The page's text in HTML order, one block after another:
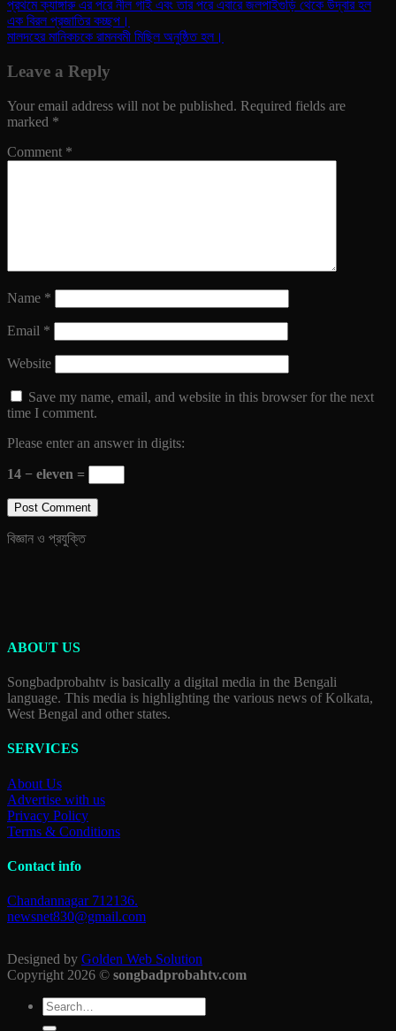
প্রথমে ক্যাঙ্গারু এর পরে নীল গাই এবং তার পরে এবারে জলপাইগুড়ি থেকে উদ্বার হল
এক বিরল প্রজাতির কচ্ছপ।
মালদহের মানিকচকে রামনবমী মিছিল অনুষ্ঠিত হল।
Leave a Reply
Your email address will not be published. Required fields are
marked *
Comment *
Name *
Email *
Website
Save my name, email, and website in this browser for the next
time I comment.
Please enter an answer in digits:
14 − eleven =
বিজ্ঞান ও প্রযুক্তি
ABOUT US
Songbadprobahtv is basically a digital media in the Bengali
language. This media is highlighting the various news of Kolkata,
West Bengal and other states.
SERVICES
About Us
Advertise with us
Privacy Policy
Terms & Conditions
Contact info
Chandannagar 712136.
newsnet830@gmail.com
Designed by Golden Web Solution
Copyright 2026 © songbadprobahtv.com